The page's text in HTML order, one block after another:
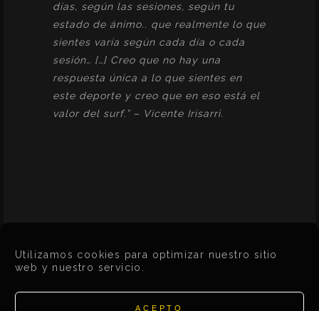
Utilizamos cookies para optimizar nuestro sitio
web y nuestro servicio.
ACEPTO
días, según las sesiones, según tu
estado de ánimo.. que realmente lo que
sientes varía según cada día o cada
sesión… […] Creo que no hay una
respuesta única a lo que sientes en
este deporte y creo que en eso está el
valor del surf.” – Vicente Irisarri.